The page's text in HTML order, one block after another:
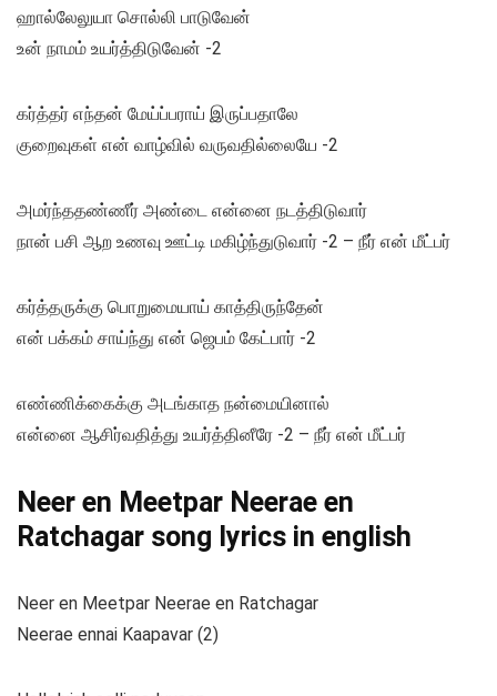
ஹால்லேலுயா சொல்லி பாடுவேன்
உன் நாமம் உயர்த்திடுவேன் -2
கர்த்தர் எந்தன் மேய்ப்பராய் இருப்பதாலே
குறைவுகள் என் வாழ்வில் வருவதில்லையே -2
அமர்ந்ததண்ணீர் அண்டை என்னை நடத்திடுவார்
நான் பசி ஆற உணவு ஊட்டி மகிழ்ந்துடுவார் -2 – நீர் என் மீட்பர்
கர்த்தருக்கு பொறுமையாய் காத்திருந்தேன்
என் பக்கம் சாய்ந்து என் ஜெபம் கேட்பார் -2
எண்ணிக்கைக்கு அடங்காத நன்மையினால்
என்னை ஆசிர்வதித்து உயர்த்தினீரே -2 – நீர் என் மீட்பர்
Neer en Meetpar Neerae en
Ratchagar song lyrics in english
Neer en Meetpar Neerae en Ratchagar
Neerae ennai Kaapavar (2)